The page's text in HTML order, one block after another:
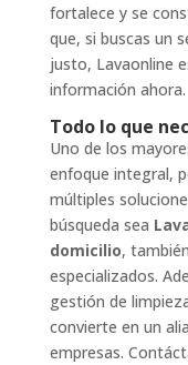
fortalece y se
que, si buscas un
justo, Lavaonline
información ahora.
Todo lo que
Uno de los
enfoque integral,
múltiples
búsqueda sea
domicilio,
especializados.
gestión de
convierte en un
empresas.